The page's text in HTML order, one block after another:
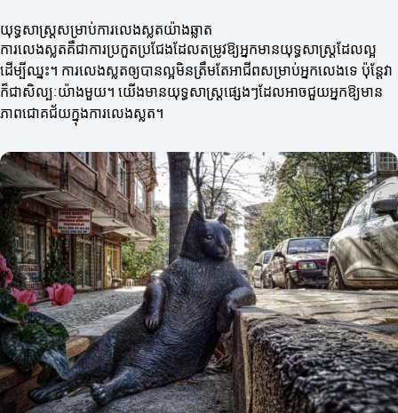
យុទ្ធសាស្ត្រសម្រាប់ការលេងស្លតយ៉ាងឆ្លាត
ការលេងស្លតគឺជាការប្រកួតប្រជែងដែលតម្រូវឱ្យអ្នកមានយុទ្ធសាស្ត្រដែលល្អ
ដើម្បីឈ្នះ។ ការលេងស្លតឲ្យបានល្អមិនត្រឹមតែអាជីពសម្រាប់អ្នកលេងទេ ប៉ុន្តែវា
ក៏ជាសិល្បៈយ៉ាងមួយ។ យើងមានយុទ្ធសាស្ត្រផ្សេងៗដែលអាចជួយអ្នកឱ្យមាន
ភាពជោគជ័យក្នុងការលេងស្លត។